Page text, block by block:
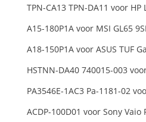
A15-180P1A voor MSI GL65
A18-150P1A voor ASUS TUF
ACDP-100D01 voor Sony Vaio